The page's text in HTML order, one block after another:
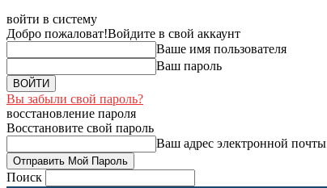
войти в систему
Добро пожаловат!Войдите в свой аккаунт
Ваше имя пользователя
Ваш пароль
Вы забыли свой пароль?
восстановление пароля
Восстановите свой пароль
Ваш адрес электронной почты
Поиск